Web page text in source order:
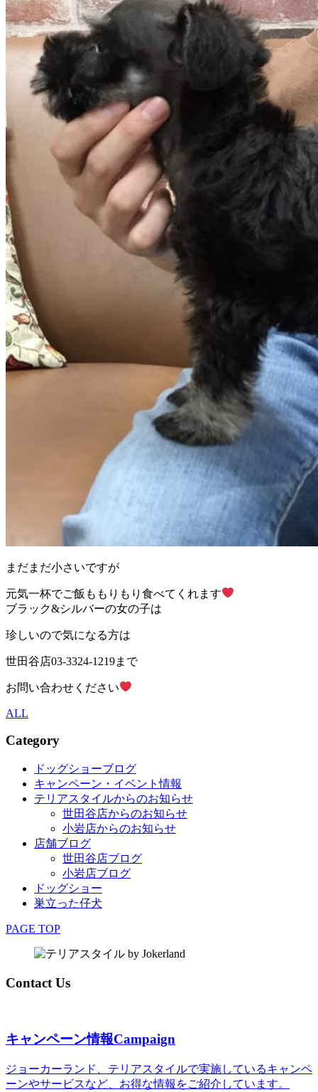
まだまだ小さいですが
元気一杯でご飯ももりもり食べてくれます
ブラック&シルバーの女の子は
珍しいので気になる方は
世田谷店03-3324-1219まで
お問い合わせください
ALL
Category
ドッグショーブログ
キャンペーン・イベント情報
テリアスタイルからのお知らせ
世田谷店からのお知らせ
小岩店からのお知らせ
店舗ブログ
世田谷店ブログ
小岩店ブログ
ドッグショー
巣立った仔犬
PAGE TOP
Contact Us
キャンペーン情報Campaign
ジョーカーランド、テリアスタイルで実施しているキャンペ
ーンやサービスなど、お得な情報をご紹介しています。